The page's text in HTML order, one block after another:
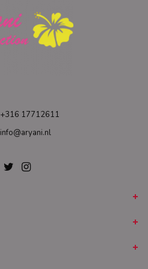
+316 17712611
info@aryani.nl